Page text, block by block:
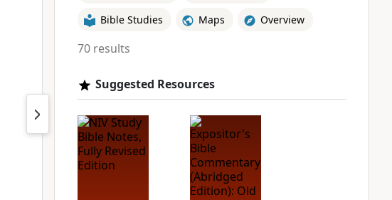
Bible Studies Maps Overview
70 results
Suggested Resources